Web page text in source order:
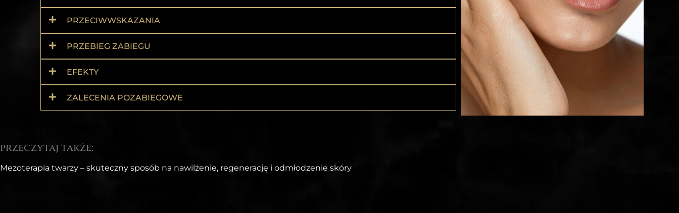
PRZECIWWSKAZANIA
PRZEBIEG ZABIEGU
EFEKTY
ZALECENIA POZABIEGOWE
przeczytaj także:
Mezoterapia twarzy – skuteczny sposób na nawilżenie, regenerację i odmłodzenie skóry